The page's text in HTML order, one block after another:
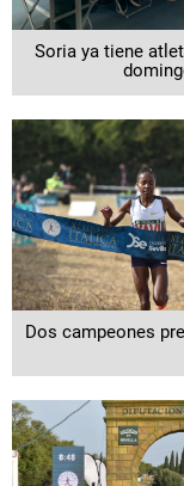
Soria ya tiene
Dos campeones